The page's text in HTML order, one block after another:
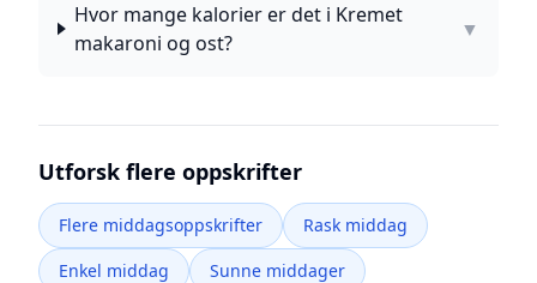
Hvor mange kalorier er det i Kremet
makaroni og ost?
▼
Utforsk flere oppskrifter
Flere middagsoppskrifter
Rask middag
Enkel middag
Sunne middager